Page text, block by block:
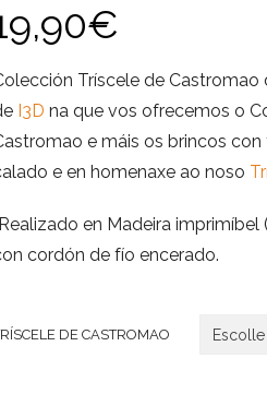
€
Tríscele de Castromao
I3D na que vos ofrecemos o
e máis os brincos
e en homenaxe ao noso
en Madeira imprimíbel
cordón de fío encerado.
DE CASTROMAO